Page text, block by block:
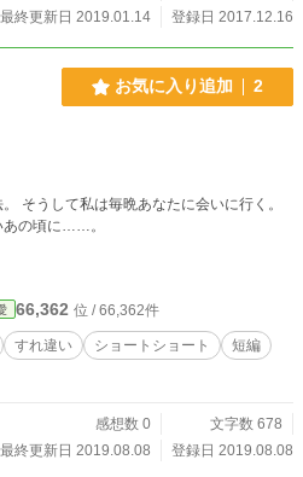
最終更新日 2019.01.14
登録日 2017.12.16
お気に入り追加 2
。
あの頃に……。
66,362 位 / 66,362件
すれ違い ショートショート
短編
感想数 0
文字数 678
最終更新日 2019.08.08
登録日 2019.08.08